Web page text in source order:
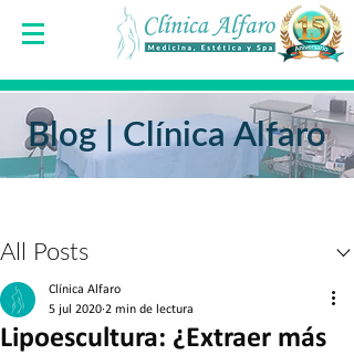
All Posts
Lipoescultura: ¿Extraer más
Clínica Alfaro
5 jul 2020 2 min de lectura
Blog | Clínica Alfaro